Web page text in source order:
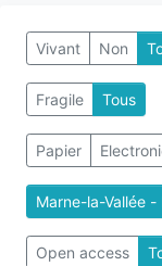
Vivant Non
Fragile Tous
Papier
Open access